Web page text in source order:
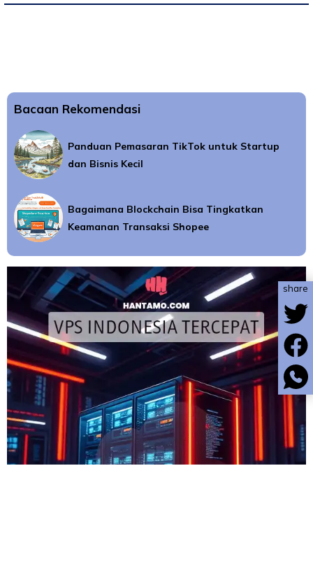
Bacaan Rekomendasi
Panduan Pemasaran TikTok untuk Startup
dan Bisnis Kecil
Bagaimana Blockchain Bisa Tingkatkan
Keamanan Transaksi Shopee
share